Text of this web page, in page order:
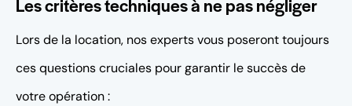
Les critères techniques à ne pas négliger
Lors de la location, nos experts vous poseront toujours
ces questions cruciales pour garantir le succès de
votre opération :